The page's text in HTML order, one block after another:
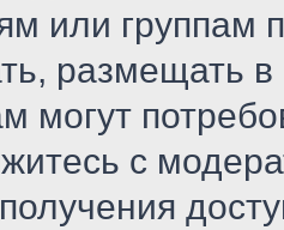
или группам
размещать
могут
с